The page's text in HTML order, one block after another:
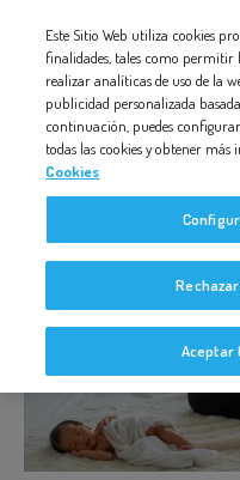
accesibilidad.
PORTADA
Portada
Este Sitio Web utiliza cookies
finalidades, tales como permitir
realizar analíticas de uso de la
publicidad personalizada
continuación, puedes
todas las cookies y obtener
Cookies
Aceptar